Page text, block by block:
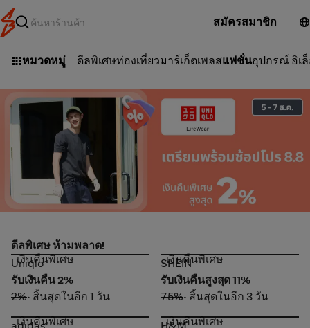
สมัครสมาชิก
หมวดหมู่ ดีลพิเศษท่องเที่ยวมาร์เก็ตเพลสแฟชั่นอุปกรณ์ อิเ
Uniqlo_2026-08-05_app_l1_fashion_hero
ดีลพิเศษ ห้ามพลาด!
Uniqlo
เงินคืนพิเศษ
Uniqlo
รับเงินคืน 2%
2%• สิ้นสุดในอีก 1 วัน
SHEIN
เงินคืนพิเศษ
SHEIN
รับเงินคืนสูงสุด 11%
7.5%• สิ้นสุดในอีก 3 วัน
adidas
เงินคืนพิเศษ H&M
เงินคืนพิเศษ